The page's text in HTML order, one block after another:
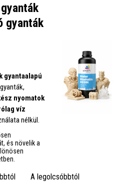
gyanták
gyantaalapú
nyomatok
víz
nélkül.
és növelik a
A legolcsóbbtól